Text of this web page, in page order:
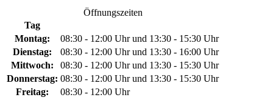
Öffnungszeiten
Tag
Montag:
08:30 - 12:00 Uhr und 13:30 - 15:30 Uhr
Dienstag:
08:30 - 12:00 Uhr und 13:30 - 16:00 Uhr
Mittwoch:
08:30 - 12:00 Uhr und 13:30 - 15:30 Uhr
Donnerstag: 08:30 - 12:00 Uhr und 13:30 - 15:30 Uhr
Freitag:
08:30 - 12:00 Uhr